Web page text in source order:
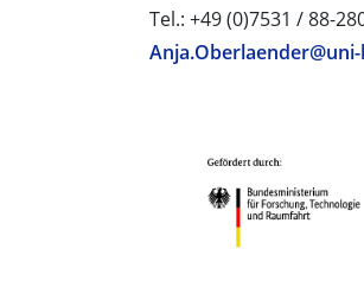
Tel.: +49 (0)7531 / 88-